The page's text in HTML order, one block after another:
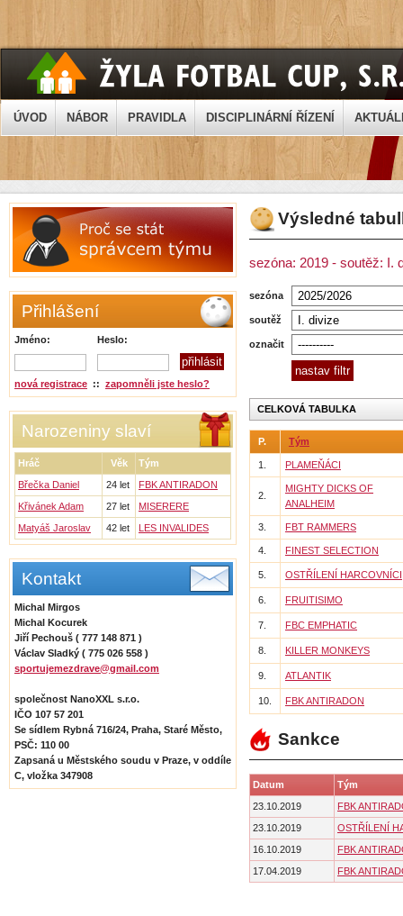
ÚVOD NÁBOR PRAVIDLA DISCIPLINÁRNÍ ŘÍZENÍ
Přihlášení
Jméno: Heslo:
nová registrace :: zapomněli jste heslo?
Narozeniny slaví
Hráč Věk
Tým
Břečka Daniel
24 let
FBK ANTIRADON
Křivánek Adam
27 let
MISERERE
Matyáš Jaroslav
42 let LES INVALIDES
Kontakt
Michal Mirgos
Michal Kocurek
Jiří Pechouš ( 777 148 871 )
Václav Sladký ( 775 026 558 )
sportujemezdrave@gmail.com
společnost NanoXXL s.r.o.
IČO 107 57 201
Se sídlem Rybná 716/24, Praha, Staré Město,
PSČ: 110 00
Zapsaná u Městského soudu v Praze, v oddíle
C, vložka 347908
Výsledné
sezóna: 2019 - soutěž: I.
sezóna
soutěž
označit
CELKOVÁ TABULKA
P. Tým
1. PLAMEŇÁCI
2.
MIGHTY DICKS OF
ANALHEIM
3. FBT RAMMERS
4. FINEST SELECTION
5. OSTŘÍLENÍ HARCOVNÍCI
6. FRUITISIMO
7. FBC EMPHATIC
8. KILLER MONKEYS
9. ATLANTIK
10. FBK ANTIRADON
Sankce
Datum
Tým
23.10.2019
FBK
23.10.2019
OSTŘÍLENÍ
16.10.2019
FBK
17.04.2019
FBK